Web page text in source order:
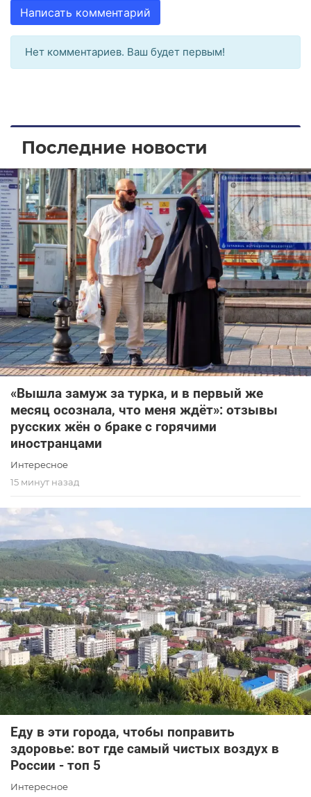
Написать комментарий
Нет комментариев. Ваш будет первым!
Последние новости
«Вышла замуж за турка, и в первый же
месяц осознала, что меня ждёт»: отзывы
русских жён о браке с горячими
иностранцами
Интересное
15 минут назад
Еду в эти города, чтобы поправить
здоровье: вот где самый чистых воздух в
России - топ 5
Интересное